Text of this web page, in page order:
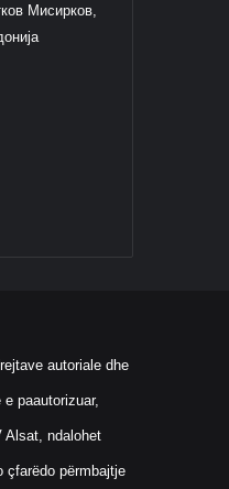
Мисирков,
autoriale dhe
paautorizuar,
Alsat, ndalohet
çfarëdo përmbajtje